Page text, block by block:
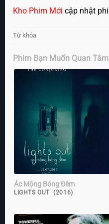
Kho Phim Mới cập nhật
Từ khóa
Phim Bạn Muốn Quan
Ác Mộng Bóng Đêm
LIGHTS OUT (2016)